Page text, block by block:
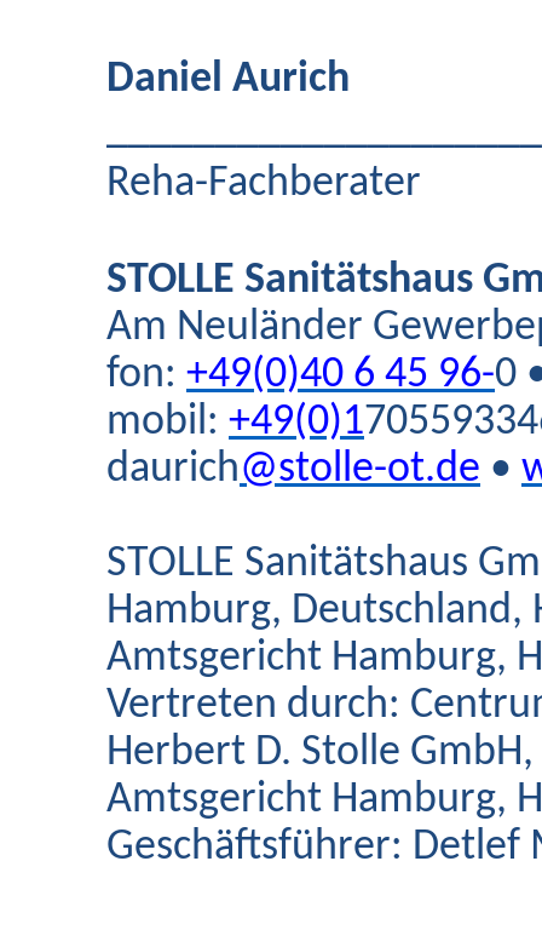
Daniel Aurich
Reha-Fachberater
STOLLE Sanitätshaus
Am Neuländer
fon: +49(0)40 6 45 96-0
mobil: +49(0)1
daurich@stolle-ot.de •
STOLLE Sanitätshaus
Hamburg,
Amtsgericht Hamburg,
Vertreten durch:
Herbert D. Stolle
Amtsgericht Hamburg,
Geschäftsführer: Detlef